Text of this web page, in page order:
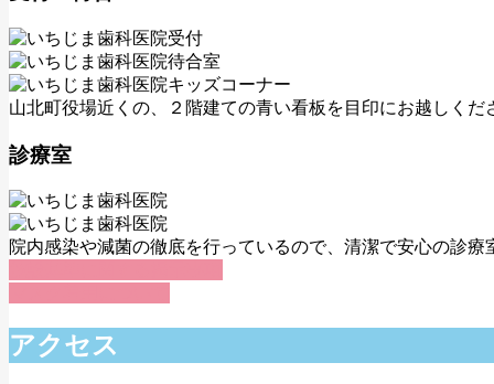
山北町役場近くの、２階建ての青い看板を目印にお越しく
診療室
院内感染や減菌の徹底を行っているので、清潔で安心の診
アクセス